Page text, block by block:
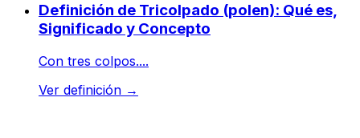
Definición de Tricolpado (polen): Qué es,
Significado y Concepto
Con tres colpos....
Ver definición →